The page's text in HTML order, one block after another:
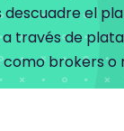
el
través de
como brokers o